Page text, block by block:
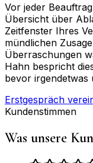
Vor jeder
Übersicht über
Zeitfenster Ihres
mündlichen
Überraschungen
Hahn bespricht
bevor irgendetwas
Erstgespräch
Kundenstimmen
Was unsere